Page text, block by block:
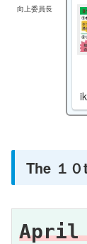
向上委員長
The １
April